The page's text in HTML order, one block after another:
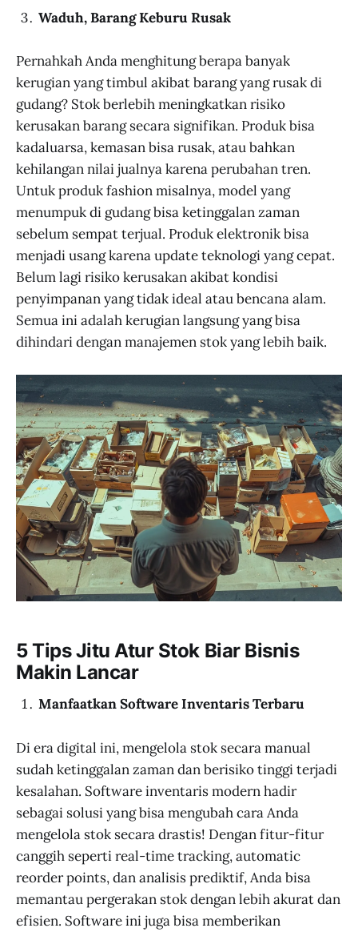
Waduh, Barang Keburu Rusak
Pernahkah Anda menghitung berapa banyak
kerugian yang timbul akibat barang yang rusak di
gudang? Stok berlebih meningkatkan risiko
kerusakan barang secara signifikan. Produk bisa
kadaluarsa, kemasan bisa rusak, atau bahkan
kehilangan nilai jualnya karena perubahan tren.
Untuk produk fashion misalnya, model yang
menumpuk di gudang bisa ketinggalan zaman
sebelum sempat terjual. Produk elektronik bisa
menjadi usang karena update teknologi yang cepat.
Belum lagi risiko kerusakan akibat kondisi
penyimpanan yang tidak ideal atau bencana alam.
Semua ini adalah kerugian langsung yang bisa
dihindari dengan manajemen stok yang lebih baik.
5 Tips Jitu Atur Stok Biar Bisnis
Makin Lancar
Manfaatkan Software Inventaris Terbaru
Di era digital ini, mengelola stok secara manual
sudah ketinggalan zaman dan berisiko tinggi terjadi
kesalahan. Software inventaris modern hadir
sebagai solusi yang bisa mengubah cara Anda
mengelola stok secara drastis! Dengan fitur-fitur
canggih seperti real-time tracking, automatic
reorder points, dan analisis prediktif, Anda bisa
memantau pergerakan stok dengan lebih akurat dan
efisien. Software ini juga bisa memberikan